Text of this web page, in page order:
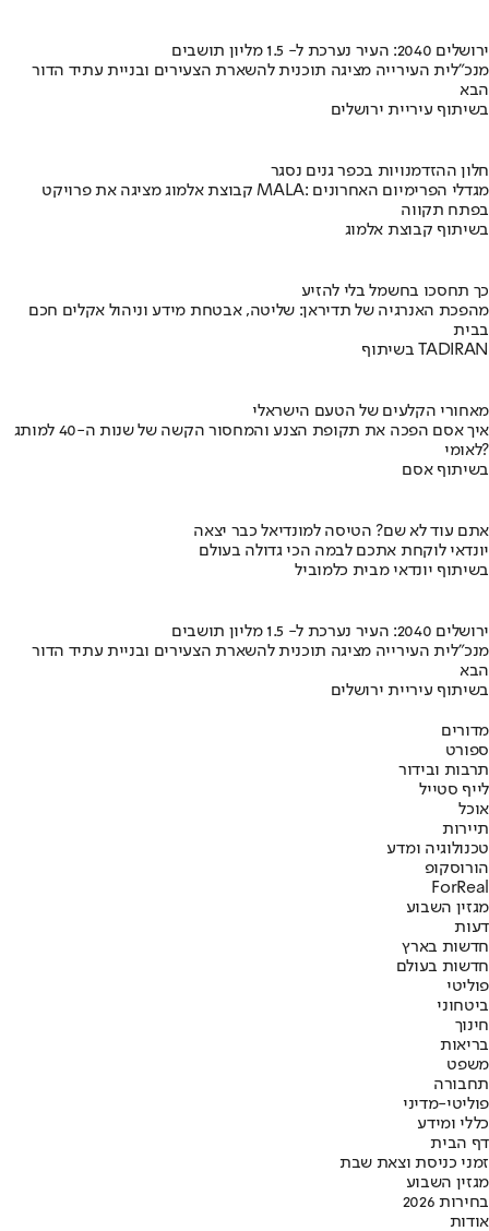
ירושלים 2040: העיר נערכת ל- 1.5 מליון תושבים
מנכ"לית העירייה מציגה תוכנית להשארת הצעירים ובניית עתיד הדור
הבא
בשיתוף עיריית ירושלים
חלון ההזדמנויות בכפר גנים נסגר
קבוצת אלמוג מציגה את פרויקט MALA: מגדלי הפרימיום האחרונים
בפתח תקווה
בשיתוף קבוצת אלמוג
כך תחסכו בחשמל בלי להזיע
מהפכת האנרגיה של תדיראן: שליטה, אבטחת מידע וניהול אקלים חכם
בבית
בשיתוף TADIRAN
מאחורי הקלעים של הטעם הישראלי
איך אסם הפכה את תקופת הצנע והמחסור הקשה של שנות ה-40 למותג
לאומי?
בשיתוף אסם
אתם עוד לא שם? הטיסה למונדיאל כבר יצאה
יונדאי לוקחת אתכם לבמה הכי גדולה בעולם
בשיתוף יונדאי מבית כלמוביל
ירושלים 2040: העיר נערכת ל- 1.5 מליון תושבים
מנכ"לית העירייה מציגה תוכנית להשארת הצעירים ובניית עתיד הדור
הבא
בשיתוף עיריית ירושלים
מדורים
ספורט
תרבות ובידור
לייף סטייל
אוכל
תיירות
טכנולוגיה ומדע
הורוסקופ
ForReal
מגזין השבוע
דעות
חדשות בארץ
חדשות בעולם
פוליטי
ביטחוני
חינוך
בריאות
משפט
תחבורה
פוליטי-מדיני
כללי ומידע
דף הבית
זמני כניסת וצאת שבת
מגזין השבוע
בחירות 2026
אודות